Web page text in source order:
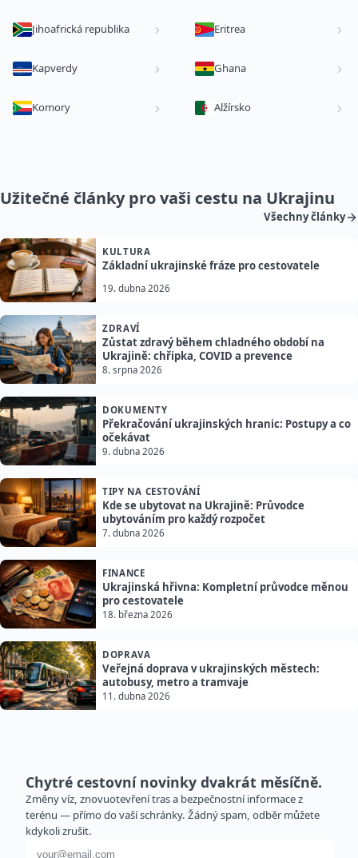
Jihoafrická republika Eritrea
Kapverdy Ghana
Komory Alžírsko
Užitečné články pro vaši cestu na Ukrajinu
Všechny články
KULTURA
Základní ukrajinské fráze pro cestovatele
19. dubna 2026
ZDRAVÍ
Zůstat zdravý během chladného období na
Ukrajině: chřipka, COVID a prevence
8. srpna 2026
DOKUMENTY
Překračování ukrajinských hranic: Postupy a co
očekávat
9. dubna 2026
TIPY NA CESTOVÁNÍ
Kde se ubytovat na Ukrajině: Průvodce
ubytováním pro každý rozpočet
7. dubna 2026
FINANCE
Ukrajinská hřivna: Kompletní průvodce měnou
pro cestovatele
18. března 2026
DOPRAVA
Veřejná doprava v ukrajinských městech:
autobusy, metro a tramvaje
11. dubna 2026
Chytré cestovní novinky dvakrát měsíčně.
Změny víz, znovuotevření tras a bezpečnostní informace z
terénu — přímo do vaší schránky. Žádný spam, odběr můžete
kdykoli zrušit.
E-mailová adresa